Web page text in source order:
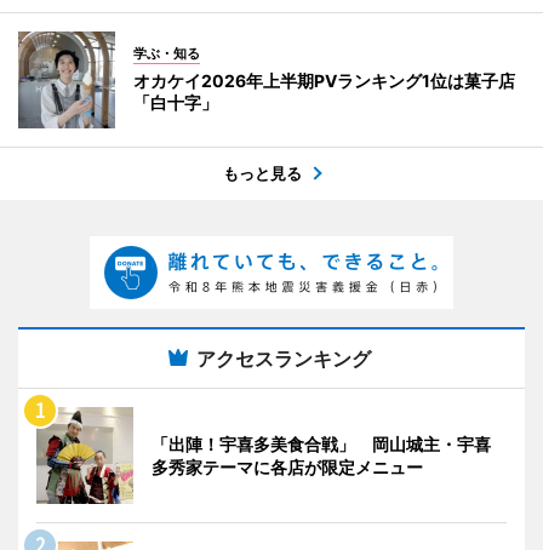
学ぶ・知る
オカケイ2026年上半期PVランキング1位は菓子店
「白十字」
もっと見る
アクセスランキング
「出陣！宇喜多美食合戦」 岡山城主・宇喜
多秀家テーマに各店が限定メニュー